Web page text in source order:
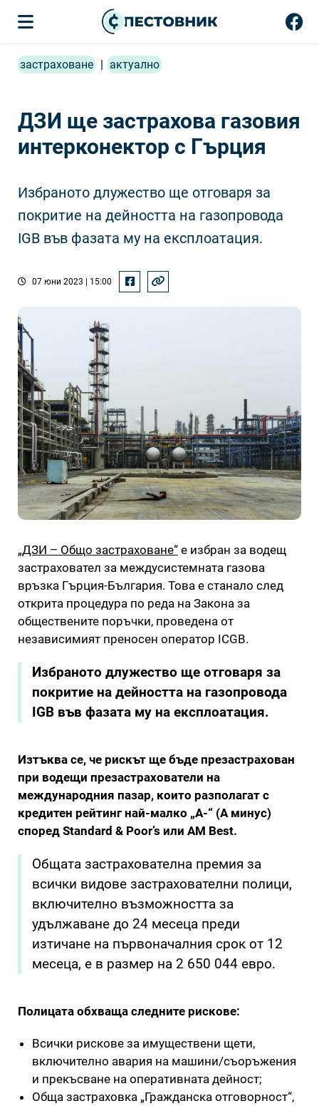
застраховане | актуално
ДЗИ ще застрахова газовия
интерконектор с Гърция
Избраното длужество ще отговаря за
покритие на дейността на газопровода
IGB във фазата му на експлоатация.
07 юни 2023 | 15:00
„ДЗИ – Общо застраховане“ е избран за водещ
застраховател за междусистемната газова
връзка Гърция-България. Това е станало след
открита процедура по реда на Закона за
обществените поръчки, проведена от
независимият преносен оператор ICGB.
Избраното длужество ще отговаря за
покритие на дейността на газопровода
IGB във фазата му на експлоатация.
Изтъква се, че рискът ще бъде презастрахован
при водещи презастрахователи на
международния пазар, които разполагат с
кредитен рейтинг най-малко „А-“ (А минус)
според Standard & Poor’s или AM Best.
Общата застрахователна премия за
всички видове застрахователни полици,
включително възможността за
удължаване до 24 месеца преди
изтичане на първоначалния срок от 12
месеца, е в размер на 2 650 044 евро.
Полицата обхваща следните рискове:
Всички рискове за имуществени щети,
включително авария на машини/съоръжения
и прекъсване на оперативната дейност;
Обща застраховка „Гражданска отговорност“,